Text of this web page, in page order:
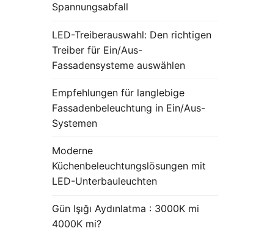
Spannungsabfall
LED-Treiberauswahl: Den richtigen
Treiber für Ein/Aus-
Fassadensysteme auswählen
Empfehlungen für langlebige
Fassadenbeleuchtung in Ein/Aus-
Systemen
Moderne
Küchenbeleuchtungslösungen mit
LED-Unterbauleuchten
Gün Işığı Aydınlatma : 3000K mi
4000K mi?